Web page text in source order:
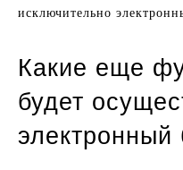
исключительно
Какие еще
будет
электронный